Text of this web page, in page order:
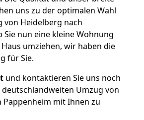
uns zu der optimalen Wahl
Heidelberg nach
Sie nun eine kleine Wohnung
umziehen, wir haben die
für Sie.
und kontaktieren Sie uns noch
Umzug von
Pappenheim mit Ihnen zu